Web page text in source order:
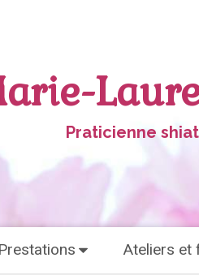
Praticienne
Prestations Ateliers et